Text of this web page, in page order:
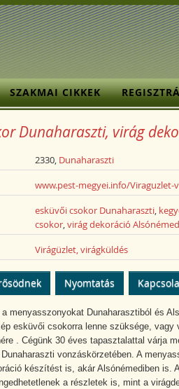
SZAKMAI CIKKEK
Dunaharaszti, virág
2330, Dunaharaszti
www.pest-megyei.info/Viraguzlet-
esküvői csokor Dunaharaszti,
csokor,virág dekoráció
Virágüzlet, virágküldés
Nyomtatás
menyasszonyokat Dunaharasztiból és
esküvői csokorra lenne szüksége, vagy
. Cégünk 30 éves tapasztalattal várja
vonzáskörzetében. A
készítést is, akár Alsónémediben is.
a részletek is, mint a